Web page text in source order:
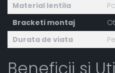
Material lentila
Bracketi montaj
Durata de viata
Beneficii si